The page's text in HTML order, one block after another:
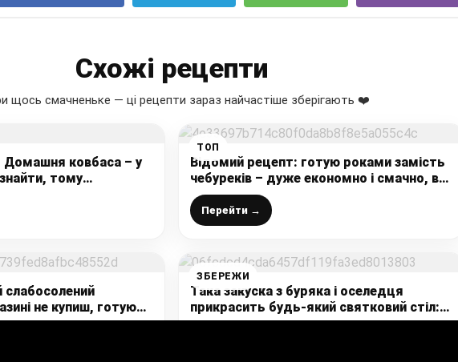
Схожі рецепти
щось смачненьке — ці рецепти зараз найчастіше зберігають ❤️
ковбаса – у
тому
свої смакові
ТОП
Відомий рецепт: готую роками замість
чебуреків – дуже економно і смачно, всі
у захваті
Перейти →
не купиш, готую
ділюся рецептом
ЗБЕРЕЖИ
Така закуска з буряка і оселедця
прикрасить будь-який святковий стіл:
робити 15 хвилин, а виглядає дуже